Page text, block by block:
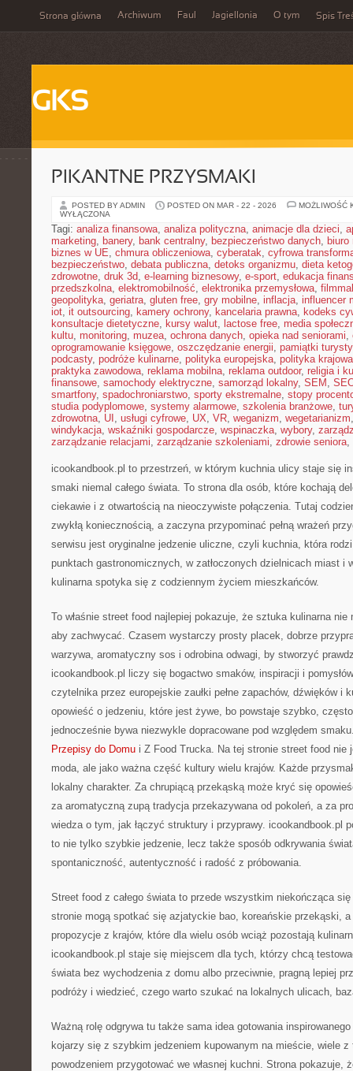
Strona główna Archiwum Faul Jagiellonia O tym Spis
GKS
PIKANTNE PRZYSMAKI
POSTED BY ADMIN POSTED ON MAR - 22 - 2026
MOŻLIWOŚĆ
WYŁĄCZONA
Tagi: analiza finansowa, analiza polityczna, animacje dla dzieci,
marketing, banery, bank centralny, bezpieczeństwo danych, biuro
biznes w UE, chmura obliczeniowa, cyberatak, cyfrowa
bezpieczeństwo, debata publiczna, detoks organizmu, dieta
zdrowotne, druk 3d, e-learning biznesowy, e-sport, edukacja
przedszkolna, elektromobilność, elektronika przemysłowa,
geopolityka, geriatra, gluten free, gry mobilne, inflacja, influencer
iot, it outsourcing, kamery ochrony, kancelaria prawna, kodeks
konsultacje dietetyczne, kursy walut, lactose free, media
kultu, monitoring, muzea, ochrona danych, opieka nad seniorami,
oprogramowanie księgowe, oszczędzanie energii, pamiątki
podcasty, podróże kulinarne, polityka europejska, polityka krajowa
praktyka zawodowa, reklama mobilna, reklama outdoor, religia i
finansowe, samochody elektryczne, samorząd lokalny, SEM ,
smartfony, spadochroniarstwo, sporty ekstremalne, stopy
studia podyplomowe, systemy alarmowe, szkolenia branżowe,
zdrowotna, UI , usługi cyfrowe, UX, VR, weganizm, wegetarianizm
windykacja, wskaźniki gospodarcze, wspinaczka, wybory,
zarządzanie relacjami, zarządzanie szkoleniami, zdrowie seniora,
icookandbook.pl to przestrzeń, w którym kuchnia ulicy staje się
smaki niemal całego świata. To strona dla osób, które kochają
ciekawie i z otwartością na nieoczywiste połączenia. Tutaj
zwykłą koniecznością, a zaczyna przypominać pełną wrażeń
serwisu jest oryginalne jedzenie uliczne, czyli kuchnia, która
punktach gastronomicznych, w zatłoczonych dzielnicach miast i
kulinarna spotyka się z codziennym życiem mieszkańców.
To właśnie street food najlepiej pokazuje, że sztuka kulinarna
aby zachwycać. Czasem wystarczy prosty placek, dobrze
warzywa, aromatyczny sos i odrobina odwagi, by stworzyć
icookandbook.pl liczy się bogactwo smaków, inspiracji i
czytelnika przez europejskie zaułki pełne zapachów, dźwięków i
opowieść o jedzeniu, które jest żywe, bo powstaje szybko,
jednocześnie bywa niezwykle dopracowane pod względem
Przepisy do Domu i Z Food Trucka. Na tej stronie street food nie
moda, ale jako ważna część kultury wielu krajów. Każde
lokalny charakter. Za chrupiącą przekąską może kryć się
za aromatyczną zupą tradycja przekazywana od pokoleń, a za
wiedza o tym, jak łączyć struktury i przyprawy. icookandbook.pl
to nie tylko szybkie jedzenie, lecz także sposób odkrywania
spontaniczność, autentyczność i radość z próbowania.
Street food z całego świata to przede wszystkim niekończąca
stronie mogą spotkać się azjatyckie bao, koreańskie przekąski,
propozycje z krajów, które dla wielu osób wciąż pozostają
icookandbook.pl staje się miejscem dla tych, którzy chcą
świata bez wychodzenia z domu albo przeciwnie, pragną lepiej
podróży i wiedzieć, czego warto szukać na lokalnych ulicach,
Ważną rolę odgrywa tu także sama idea gotowania
kojarzy się z szybkim jedzeniem kupowanym na mieście, wiele
powodzeniem przygotować we własnej kuchni. Strona pokazuje,